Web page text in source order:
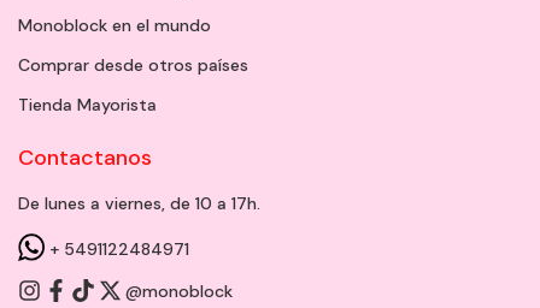
Monoblock en el mundo
Comprar desde otros países
Tienda Mayorista
Contactanos
De lunes a viernes, de 10 a 17h.
+ 5491122484971
@monoblock